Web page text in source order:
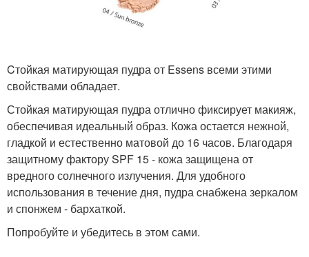
Cтойкая матирующая пудра от Essens всеми этими
свойствами обладает.
Стойкая матирующая пудра отлично фиксирует макияж,
обеспечивая идеальный образ. Кожа остается нежной,
гладкой и естественно матовой до 16 часов. Благодаря
защитному фактору SPF 15 - кожа защищена от
вредного солнечного излучения. Для удобного
использования в течение дня, пудра cнабжена зеркалом
и спонжем - бархаткой.
Попробуйте и убедитесь в этом сами.